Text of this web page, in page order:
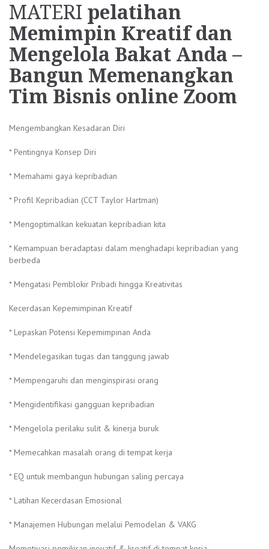
MATERI pelatihan
Memimpin Kreatif dan
Mengelola Bakat Anda –
Bangun Memenangkan
Tim Bisnis online Zoom
Mengembangkan Kesadaran Diri
* Pentingnya Konsep Diri
* Memahami gaya kepribadian
* Profil Kepribadian (CCT Taylor Hartman)
* Mengoptimalkan kekuatan kepribadian kita
* Kemampuan beradaptasi dalam menghadapi kepribadian yang
berbeda
* Mengatasi Pemblokir Pribadi hingga Kreativitas
Kecerdasan Kepemimpinan Kreatif
* Lepaskan Potensi Kepemimpinan Anda
* Mendelegasikan tugas dan tanggung jawab
* Mempengaruhi dan menginspirasi orang
* Mengidentifikasi gangguan kepribadian
* Mengelola perilaku sulit & kinerja buruk
* Memecahkan masalah orang di tempat kerja
* EQ untuk membangun hubungan saling percaya
* Latihan Kecerdasan Emosional
* Manajemen Hubungan melalui Pemodelan & VAKG